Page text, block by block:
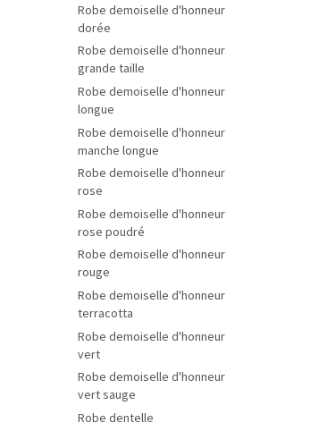
Robe demoiselle d'honneur
dorée
Robe demoiselle d'honneur
grande taille
Robe demoiselle d'honneur
longue
Robe demoiselle d'honneur
manche longue
Robe demoiselle d'honneur
rose
Robe demoiselle d'honneur
rose poudré
Robe demoiselle d'honneur
rouge
Robe demoiselle d'honneur
terracotta
Robe demoiselle d'honneur
vert
Robe demoiselle d'honneur
vert sauge
Robe dentelle